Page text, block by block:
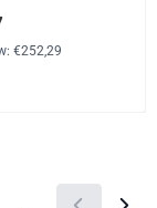
exclusief btw:
€252,29